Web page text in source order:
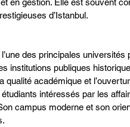
en gestion. Elle est souvent
d’Istanbul.
l’une des principales
institutions publiques
qualité académique et
intéressés par les
campus moderne et son